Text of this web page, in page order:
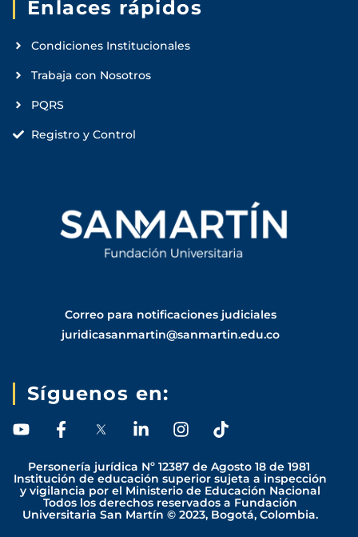
Enlaces rápidos
Condiciones Institucionales
Trabaja con Nosotros
PQRS
Registro y Control
Correo para notificaciones judiciales
juridicasanmartin@sanmartin.edu.co
Síguenos en:
Y
u
t
u
b
F
c
e
b
o
L
n
k
e
d
I
s
t
a
g
T
k
t
o
k
Personería jurídica Nº 12387 de Agosto 18 de 1981
Institución de educación superior sujeta a inspección
y vigilancia por el Ministerio de Educación Nacional
Todos los derechos reservados a Fundación
Universitaria San Martín © 2023, Bogotá, Colombia.